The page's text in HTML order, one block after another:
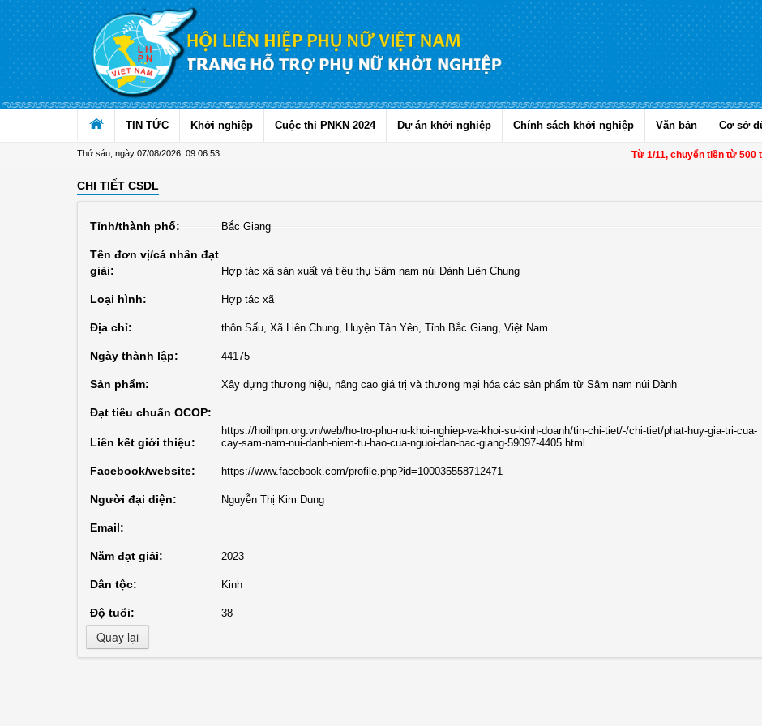
Truy cập nội dung luôn
TIN TỨC Khởi nghiệp Cuộc thi PNKN 2024 Dự án khởi nghiệp Chính sách khởi nghiệp Văn bản Cơ sở
Thứ sáu, ngày 07/08/2026 09:06:53 Từ 1/11, chuyển tiền từ 500
CHI TIẾT CSDL
Tỉnh/thành phố: Bắc Giang
Tên đơn vị/cá nhân đạt
giải:
Hợp tác xã sản xuất và tiêu thụ Sâm nam núi Dành Liên Chung
Loại hình: Hợp tác xã
Địa chỉ: thôn Sấu, Xã Liên Chung, Huyện Tân Yên, Tỉnh Bắc Giang, Việt Nam
Ngày thành lập: 44175
Sản phẩm: Xây dựng thương hiệu, nâng cao giá trị và thương mại hóa các sản phẩm từ Sâm nam núi Dành
Đạt tiêu chuẩn OCOP:
Liên kết giới thiệu:
https://hoilhpn.org.vn/web/ho-tro-phu-nu-khoi-nghiep-va-khoi-su-kinh-doanh/tin-chi-tiet/-/chi-tiet/phat-huy-gia-tri-cua-
cay-sam-nam-nui-danh-niem-tu-hao-cua-nguoi-dan-bac-giang-59097-4405.html
Facebook/website: https://www.facebook.com/profile.php?id=100035558712471
Người đại diện: Nguyễn Thị Kim Dung
Email:
Năm đạt giải: 2023
Dân tộc: Kinh
Độ tuổi: 38
Quay lại